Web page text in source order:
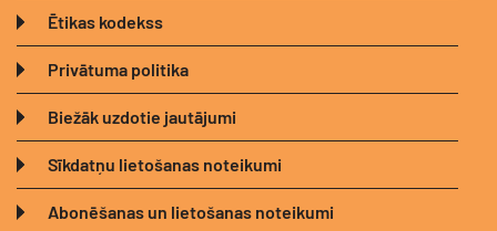
Ētikas kodekss
Privātuma politika
Biežāk uzdotie jautājumi
Sīkdatņu lietošanas noteikumi
Abonēšanas un lietošanas noteikumi